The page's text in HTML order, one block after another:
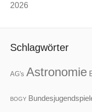
2026
Schlagwörter
AG's Astronomie
BOGY